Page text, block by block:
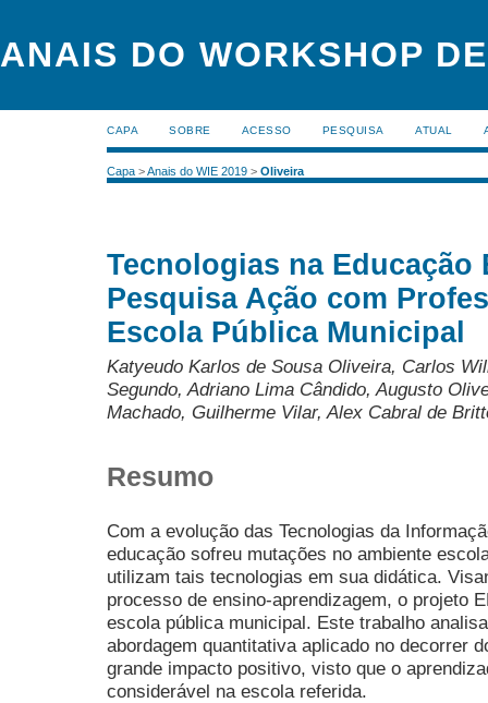
ANAIS DO WORKSHOP
CAPA SOBRE ACESSO PESQUISA ATUAL
Capa >Anais do WIE 2019 > Oliveira
Tecnologias na Educação
Pesquisa Ação com
Escola Pública Municipal
Katyeudo Karlos de Sousa Oliveira, Carlos
Segundo, Adriano Lima Cândido, Augusto
Machado, Guilherme Vilar, Alex Cabral de
Resumo
Com a evolução das Tecnologias da
educação sofreu mutações no ambiente
utilizam tais tecnologias em sua didática.
processo de ensino-aprendizagem, o projeto
escola pública municipal. Este trabalho
abordagem quantitativa aplicado no decorrer
grande impacto positivo, visto que o
considerável na escola referida.